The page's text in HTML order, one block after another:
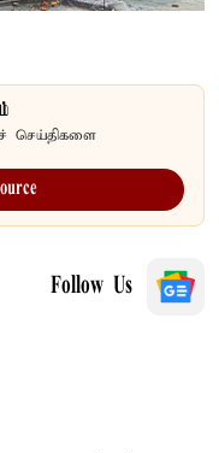
செய்திகளை
Follow Us